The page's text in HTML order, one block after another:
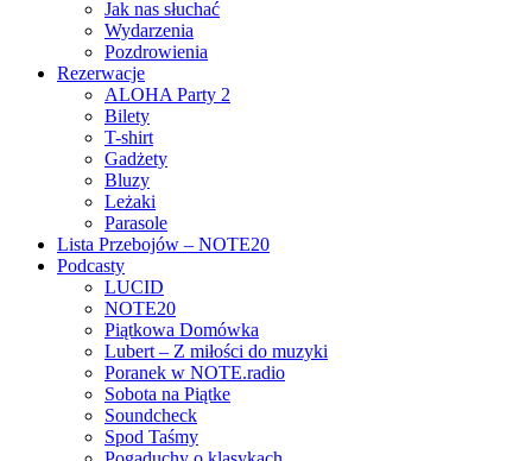
Jak nas słuchać
Wydarzenia
Pozdrowienia
Rezerwacje
ALOHA Party 2
Bilety
T-shirt
Gadżety
Bluzy
Leżaki
Parasole
Lista Przebojów – NOTE20
Podcasty
LUCID
NOTE20
Piątkowa Domówka
Lubert – Z miłości do muzyki
Poranek w NOTE.radio
Sobota na Piątke
Soundcheck
Spod Taśmy